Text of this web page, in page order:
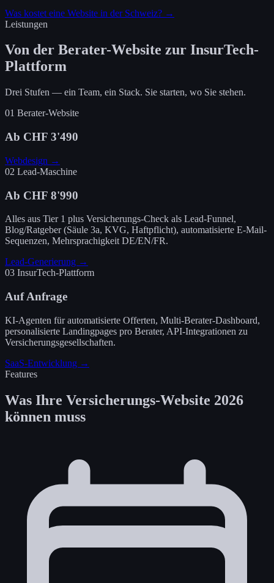
Was kostet eine Website in der Schweiz? →
Leistungen
Von der Berater-Website zur InsurTech-
Plattform
Drei Stufen — ein Team, ein Stack. Sie starten, wo Sie stehen.
01 Berater-Website
Ab CHF 3'490
Webdesign →
02 Lead-Maschine
Ab CHF 8'990
Alles aus Tier 1 plus Versicherungs-Check als Lead-Funnel,
Blog/Ratgeber (Säule 3a, KVG, Haftpflicht), automatisierte E-Mail-
Sequenzen, Mehrsprachigkeit DE/EN/FR.
Lead-Generierung →
03 InsurTech-Plattform
Auf Anfrage
KI-Agenten für automatisierte Offerten, Multi-Berater-Dashboard,
personalisierte Landingpages pro Berater, API-Integrationen zu
Versicherungsgesellschaften.
SaaS-Entwicklung →
Features
Was Ihre Versicherungs-Website 2026
können muss